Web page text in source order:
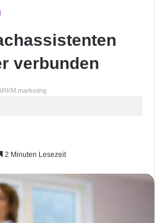
verbunden
2 Minuten Lesezeit